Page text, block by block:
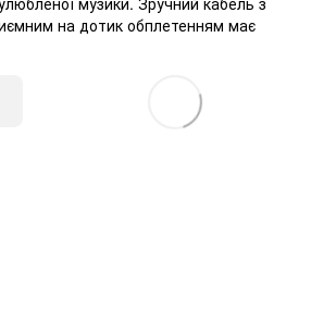
на дотик обплетенням має